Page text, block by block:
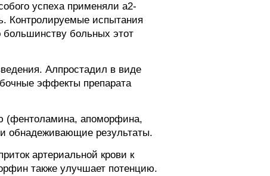
успеха применяли а2-
Контролируемые испытания
больных этот
Алпростадил в виде
эффекты препарата
(фентоламина, апоморфина,
обнадеживающие результаты.
артериальной крови к
также улучшает потенцию.